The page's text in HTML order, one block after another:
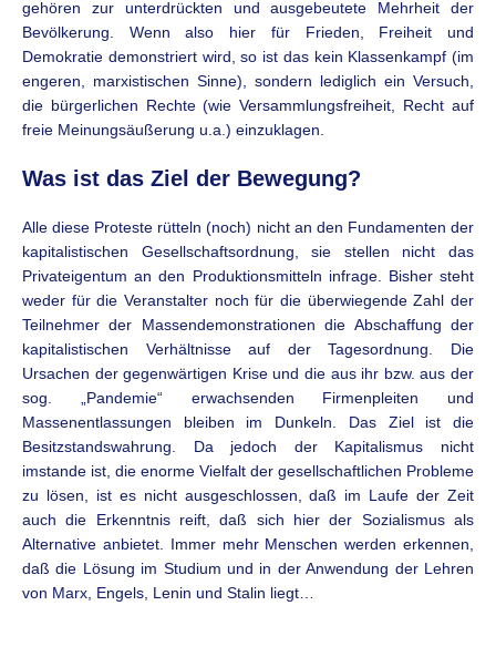
gehören zur unterdrückten und ausgebeutete Mehrheit der
Bevölkerung. Wenn also hier für Frieden, Freiheit und
Demokratie demonstriert wird, so ist das kein Klassenkampf (im
engeren, marxistischen Sinne), sondern lediglich ein Versuch,
die bürgerlichen Rechte (wie Versammlungsfreiheit, Recht auf
freie Meinungsäußerung u.a.) einzuklagen.
Was ist das Ziel der Bewegung?
Alle diese Proteste rütteln (noch) nicht an den Fundamenten der
kapitalistischen Gesellschaftsordnung, sie stellen nicht das
Privateigentum an den Produktionsmitteln infrage. Bisher steht
weder für die Veranstalter noch für die überwiegende Zahl der
Teilnehmer der Massendemonstrationen die Abschaffung der
kapitalistischen Verhältnisse auf der Tagesordnung. Die
Ursachen der gegenwärtigen Krise und die aus ihr bzw. aus der
sog. „Pandemie“ erwachsenden Firmenpleiten und
Massenentlassungen bleiben im Dunkeln. Das Ziel ist die
Besitzstandswahrung. Da jedoch der Kapitalismus nicht
imstande ist, die enorme Vielfalt der gesellschaftlichen Probleme
zu lösen, ist es nicht ausgeschlossen, daß im Laufe der Zeit
auch die Erkenntnis reift, daß sich hier der Sozialismus als
Alternative anbietet. Immer mehr Menschen werden erkennen,
daß die Lösung im Studium und in der Anwendung der Lehren
von Marx, Engels, Lenin und Stalin liegt…